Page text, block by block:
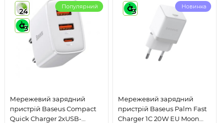
24
3
Популярний
Мережевий зарядний
пристрій Baseus Compact
Quick Charger 2xUSB-
3
Новинка
Мережевий зарядний
пристрій Baseus Palm Fast
Charger 1C 20W EU Moon